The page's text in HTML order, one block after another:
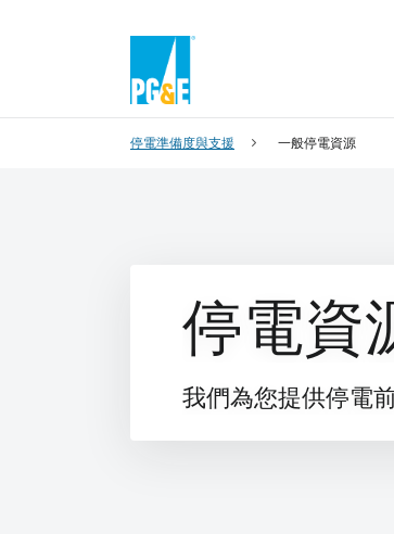
停電準備度與支援 一般停電資源
停電資
我們為您提供停電